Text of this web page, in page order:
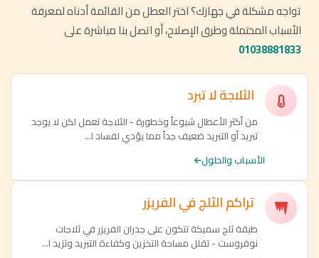
تواجه مشكلة في جهازك؟ اختر العطل من القائمة أدناه لمعرفة
الأسباب المحتملة وطرق الإصلاح، أو اتصل بنا مباشرة على
01038881833
الثلاجة لا تبرد
من أكثر الأعطال شيوعاً وخطورة - الثلاجة تعمل لكن لا يوجد
تبريد أو التبريد ضعيف جداً مما يؤدي لفساد ا...
الأسباب والحلول
تراكم الثلج في الفريزر
طبقة ثلج سميكة تتكون على جدران الفريزر في ثلاجات
نوفروست - تقلل مساحة التخزين وكفاءة التبريد وتزيد ا...